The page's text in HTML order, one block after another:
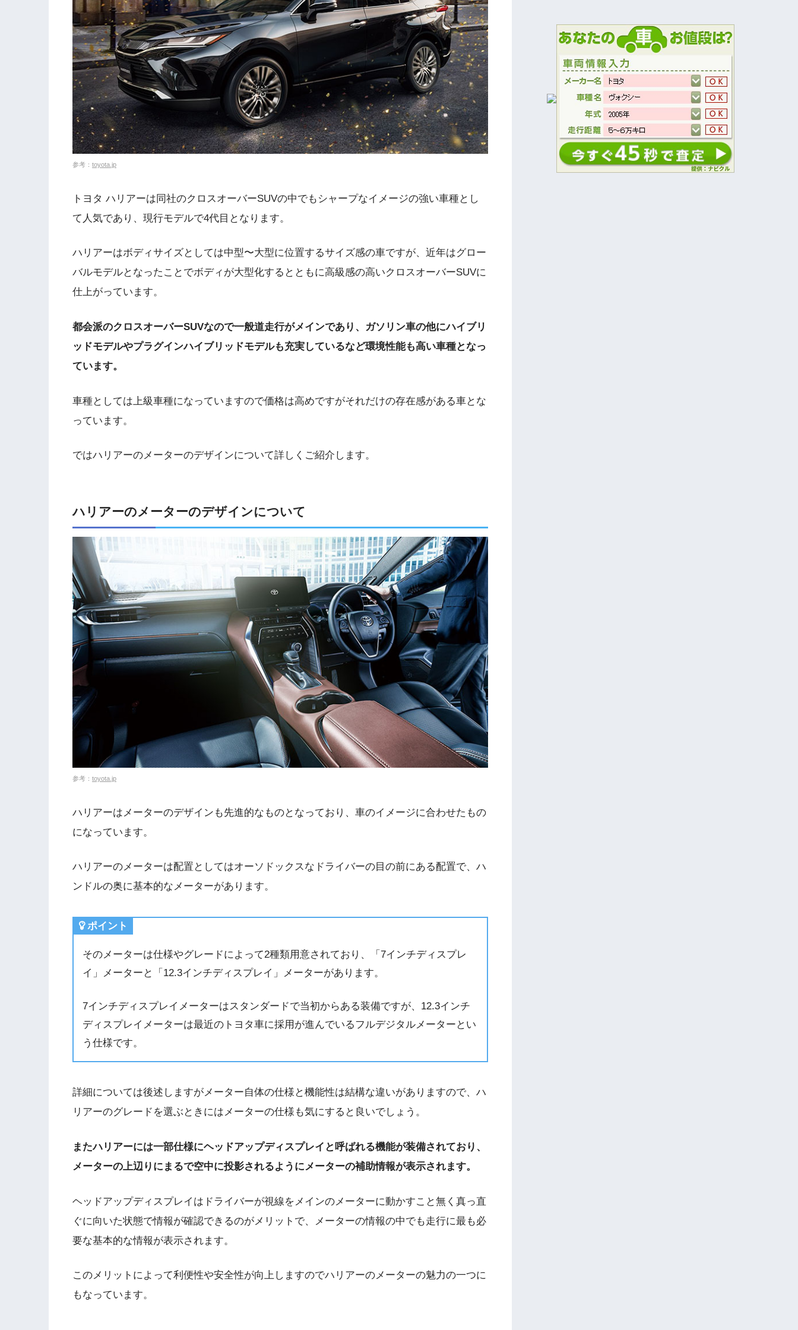
参考： toyota.jp
トヨタ ハリアーは同社のクロスオーバーSUVの中でもシャープなイメージの強い車種とし
て人気であり、現行モデルで4代目となります。
ハリアーはボディサイズとしては中型〜大型に位置するサイズ感の車ですが、近年はグロー
バルモデルとなったことでボディが大型化するとともに高級感の高いクロスオーバーSUVに
仕上がっています。
都会派のクロスオーバーSUVなので一般道走行がメインであり、ガソリン車の他にハイブリ
ッドモデルやプラグインハイブリッドモデルも充実しているなど環境性能も高い車種となっ
ています。
車種としては上級車種になっていますので価格は高めですがそれだけの存在感がある車とな
っています。
ではハリアーのメーターのデザインについて詳しくご紹介します。
ハリアーのメーターのデザインについて
参考： toyota.jp
ハリアーはメーターのデザインも先進的なものとなっており、車のイメージに合わせたもの
になっています。
ハリアーのメーターは配置としてはオーソドックスなドライバーの目の前にある配置で、ハ
ンドルの奥に基本的なメーターがあります。
ポイント
そのメーターは仕様やグレードによって2種類用意されており、「7インチディスプレ
イ」メーターと「12.3インチディスプレイ」メーターがあります。
7インチディスプレイメーターはスタンダードで当初からある装備ですが、12.3インチ
ディスプレイメーターは最近のトヨタ車に採用が進んでいるフルデジタルメーターとい
う仕様です。
詳細については後述しますがメーター自体の仕様と機能性は結構な違いがありますので、ハ
リアーのグレードを選ぶときにはメーターの仕様も気にすると良いでしょう。
またハリアーには一部仕様にヘッドアップディスプレイと呼ばれる機能が装備されており、
メーターの上辺りにまるで空中に投影されるようにメーターの補助情報が表示されます。
ヘッドアップディスプレイはドライバーが視線をメインのメーターに動かすこと無く真っ直
ぐに向いた状態で情報が確認できるのがメリットで、メーターの情報の中でも走行に最も必
要な基本的な情報が表示されます。
このメリットによって利便性や安全性が向上しますのでハリアーのメーターの魅力の一つに
もなっています。